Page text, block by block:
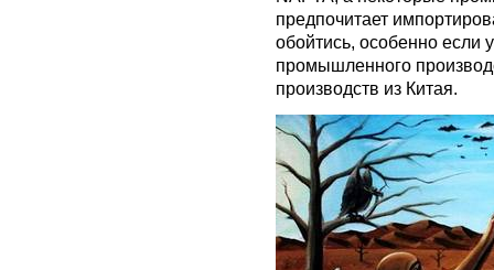
предпочитает
обойтись, особенно если
промышленного
производств из Китая.